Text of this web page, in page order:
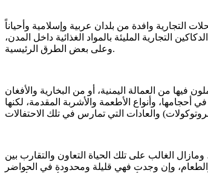
التجارية وافدة من بلدان عربية وإسلامية وأحياناً
التجارية المليئة بالمواد الغذائية داخل المدن،
وعلى بعض الطرق الرئيسية.
فيها من العمالة اليمنية، أو من البخارية والأفغان
والطائف خلال التسعينيات من القرن (14هـ/ 20م) ورأيت ولائمهم متفاوتة في أحجامها، وأنواع الأطعمة والأشربة المقدمة، لكنها
الغالب على تلك الحياة التعاون والتقارب بين
والطعام، وإن وجدت فهي قليلة ومحدودة في الحواضر